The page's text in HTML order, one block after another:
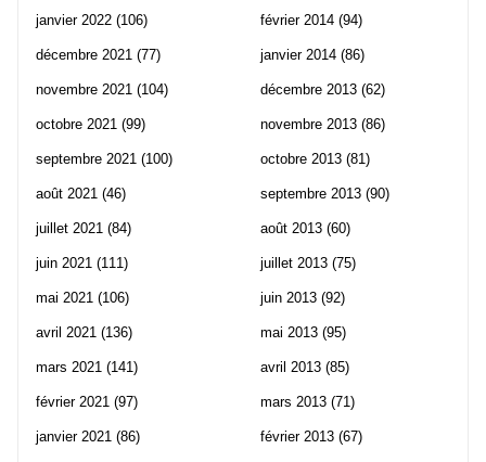
janvier 2022 (106)
décembre 2021 (77)
novembre 2021 (104)
octobre 2021 (99)
septembre 2021 (100)
août 2021 (46)
juillet 2021 (84)
juin 2021 (111)
mai 2021 (106)
avril 2021 (136)
mars 2021 (141)
février 2021 (97)
janvier 2021 (86)
février 2014 (94)
janvier 2014 (86)
décembre 2013 (62)
novembre 2013 (86)
octobre 2013 (81)
septembre 2013 (90)
août 2013 (60)
juillet 2013 (75)
juin 2013 (92)
mai 2013 (95)
avril 2013 (85)
mars 2013 (71)
février 2013 (67)